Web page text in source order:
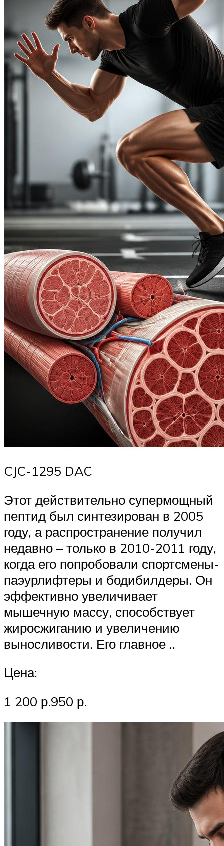
CJC-1295 DAC
Этот действительно супермощный
пептид был синтезирован в 2005
году, а распространение получил
недавно – только в 2010-2011 году,
когда его попробовали спортсмены-
паэурлифтеры и бодибилдеры. Он
эффективно увеличивает
мышечную массу, способствует
жиросжиганию и увеличению
выносливости. Его главное ..
Цена:
1 200 р.950 р.